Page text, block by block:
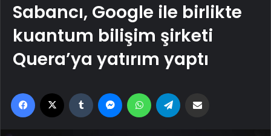
Sabancı, Google ile birlikte
kuantum bilişim şirketi
Quera’ya yatırım yaptı
Facebook Tumblr MessengerWhatsApp